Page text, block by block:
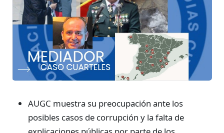
AUGC muestra su preocupación ante los
posibles casos de corrupción y la falta de